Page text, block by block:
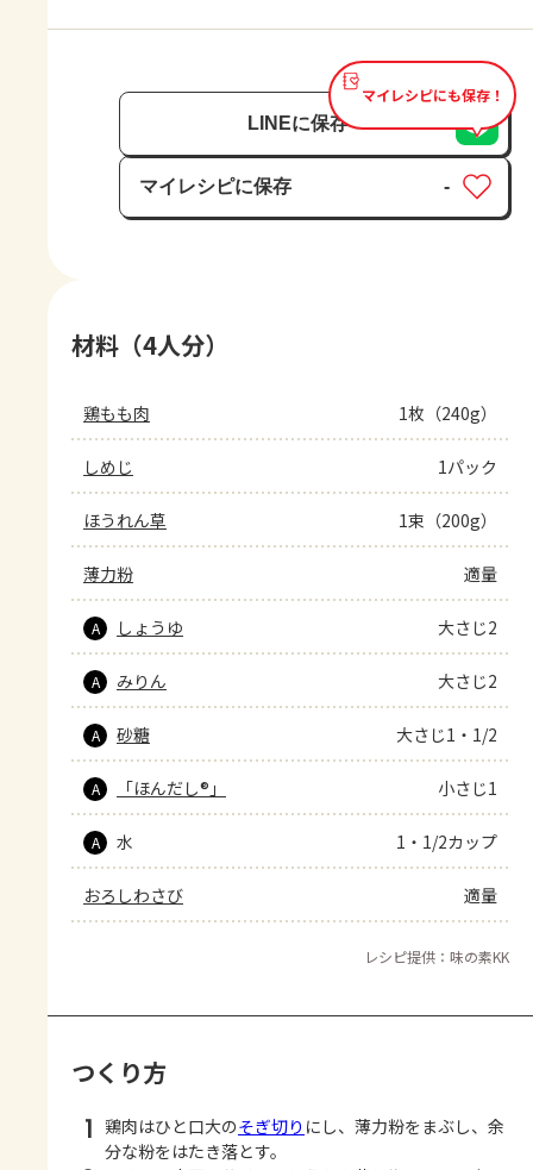
マイレシピにも保存！
LINEに保存
マイレシピに保存
保存済み
-
材料（4人分）
鶏もも肉 1枚（240g）
しめじ 1パック
ほうれん草 1束（200g）
薄力粉 適量
A しょうゆ 大さじ2
A みりん 大さじ2
A 砂糖 大さじ1・1/2
A 「ほんだし®」 小さじ1
A 水 1・1/2カップ
おろしわさび 適量
レシピ提供：味の素KK
つくり方
1 鶏肉はひと口大のそぎ切り にし、薄力粉をまぶし、余
分な粉をはたき落とす。